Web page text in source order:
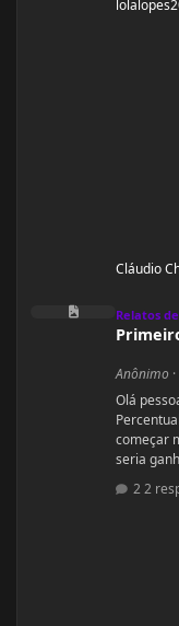
lolalopes
Cláudio
Primeiro Ciclo
Relatos
Anônimo ·
Olá pessoal! Sou
Percentual
começar
seria
Treino há
2